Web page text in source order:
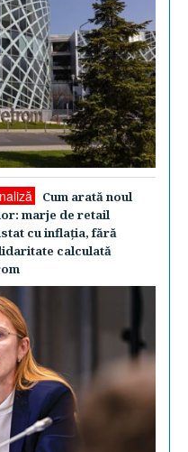
Cum arată noul
marje de retail
cu inflaţia, fără
calculată